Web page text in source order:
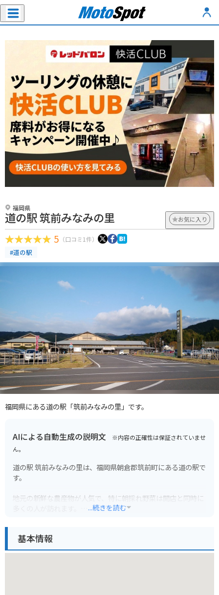
福岡県
道の駅 筑前みなみの里 お気に入り
5 （口コミ1件）
#道の駅
福岡県にある道の駅「筑前みなみの里」です。
AIによる自動生成の説明文 ※内容の正確性は保証されていませ
ん。
道の駅 筑前みなみの里は、福岡県朝倉郡筑前町にある道の駅で
す。
地元の新鮮な農産物が人気で、特に朝採れ野菜は開店と同時に
筑前町は古代から続く米どころとして知られており、道の駅で
も美味しいお米を使ったお弁当やお惣菜が販売されています。
...続きを読む
基本情報